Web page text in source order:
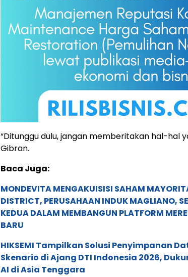
“Ditunggu dulu, jangan memberitakan hal-hal
Gibran.
Baca Juga:
MONDEVITA MENGAKUISISI SAHAM
DISTRICT, PERUSAHAAN INDUK MAGLIANO,
KEDUA DALAM MEMBANGUN PLATFORM
BARU
HIKSEMI Tampilkan Solusi Penyimpanan
Skenario di Ajang DTI Indonesia 2026,
AI di Asia Tenggara